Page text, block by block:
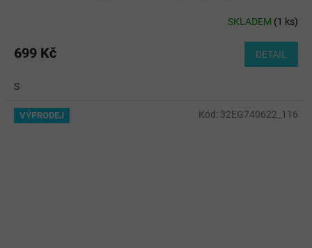
SKLADEM (1 ks)
699 Kč DETAIL
S
VÝPRODEJ Kód: 32EG740622_116